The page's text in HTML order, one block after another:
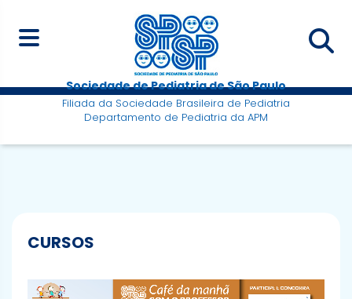
Sociedade de Pediatria de São Paulo
Filiada da Sociedade Brasileira de Pediatria
Departamento de Pediatria da APM
CURSOS